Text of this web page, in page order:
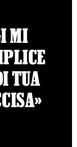
MI
TUA